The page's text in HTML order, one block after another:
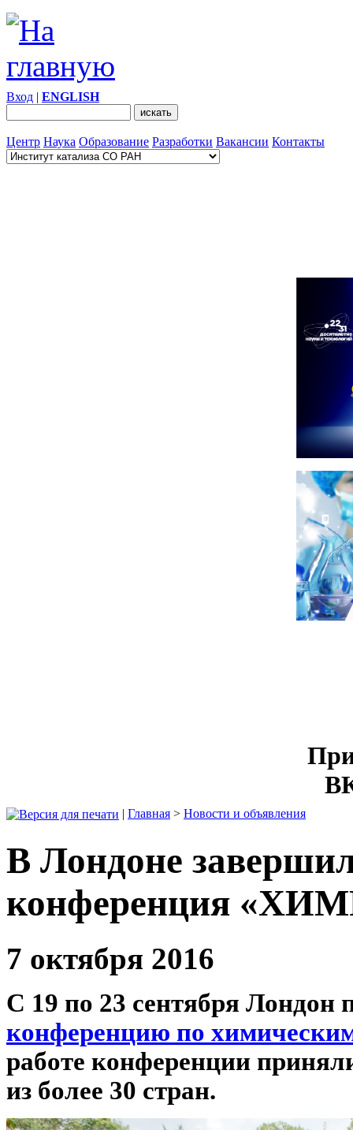
Вход | ENGLISH
Центр Наука Образование Разработки Вакансии Контакты
| Главная > Новости и объявления
В Лондоне
конференция
7 октября 2016
С 19 по 23 сентября Лондон
конференцию по
работе конференции
из более 30 стран.